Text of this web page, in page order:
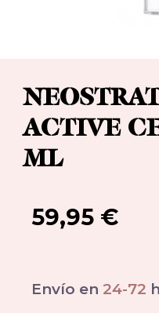
ACTIVE
ML
59,95 €
Envío en 24-72